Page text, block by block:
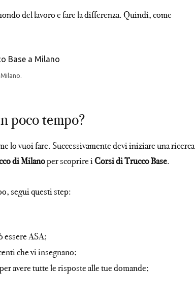
del lavoro e fare la differenza. Quindi, come
poco tempo?
lo vuoi fare. Successivamente devi iniziare una ricerca
di Milanoper scoprire iCorsi di Trucco Base.
segui questi step:
essere ASA;
che vi insegnano;
avere tutte le risposte alle tue domande;